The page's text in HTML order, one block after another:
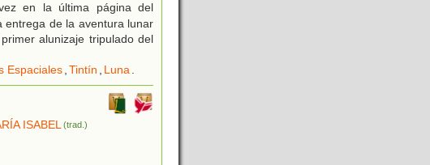
en la última página del
entrega de la aventura lunar
alunizaje tripulado del
Espaciales,Tintín , Luna.
ISABEL (trad.)